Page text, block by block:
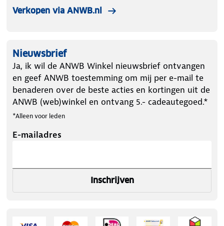
Verkopen via ANWB.nl
Nieuwsbrief
Ja, ik wil de ANWB Winkel nieuwsbrief ontvangen
en geef ANWB toestemming om mij per e-mail te
benaderen over de beste acties en kortingen uit de
ANWB (web)winkel en ontvang 5.- cadeautegoed.*
*Alleen voor leden
E-mailadres
Inschrijven